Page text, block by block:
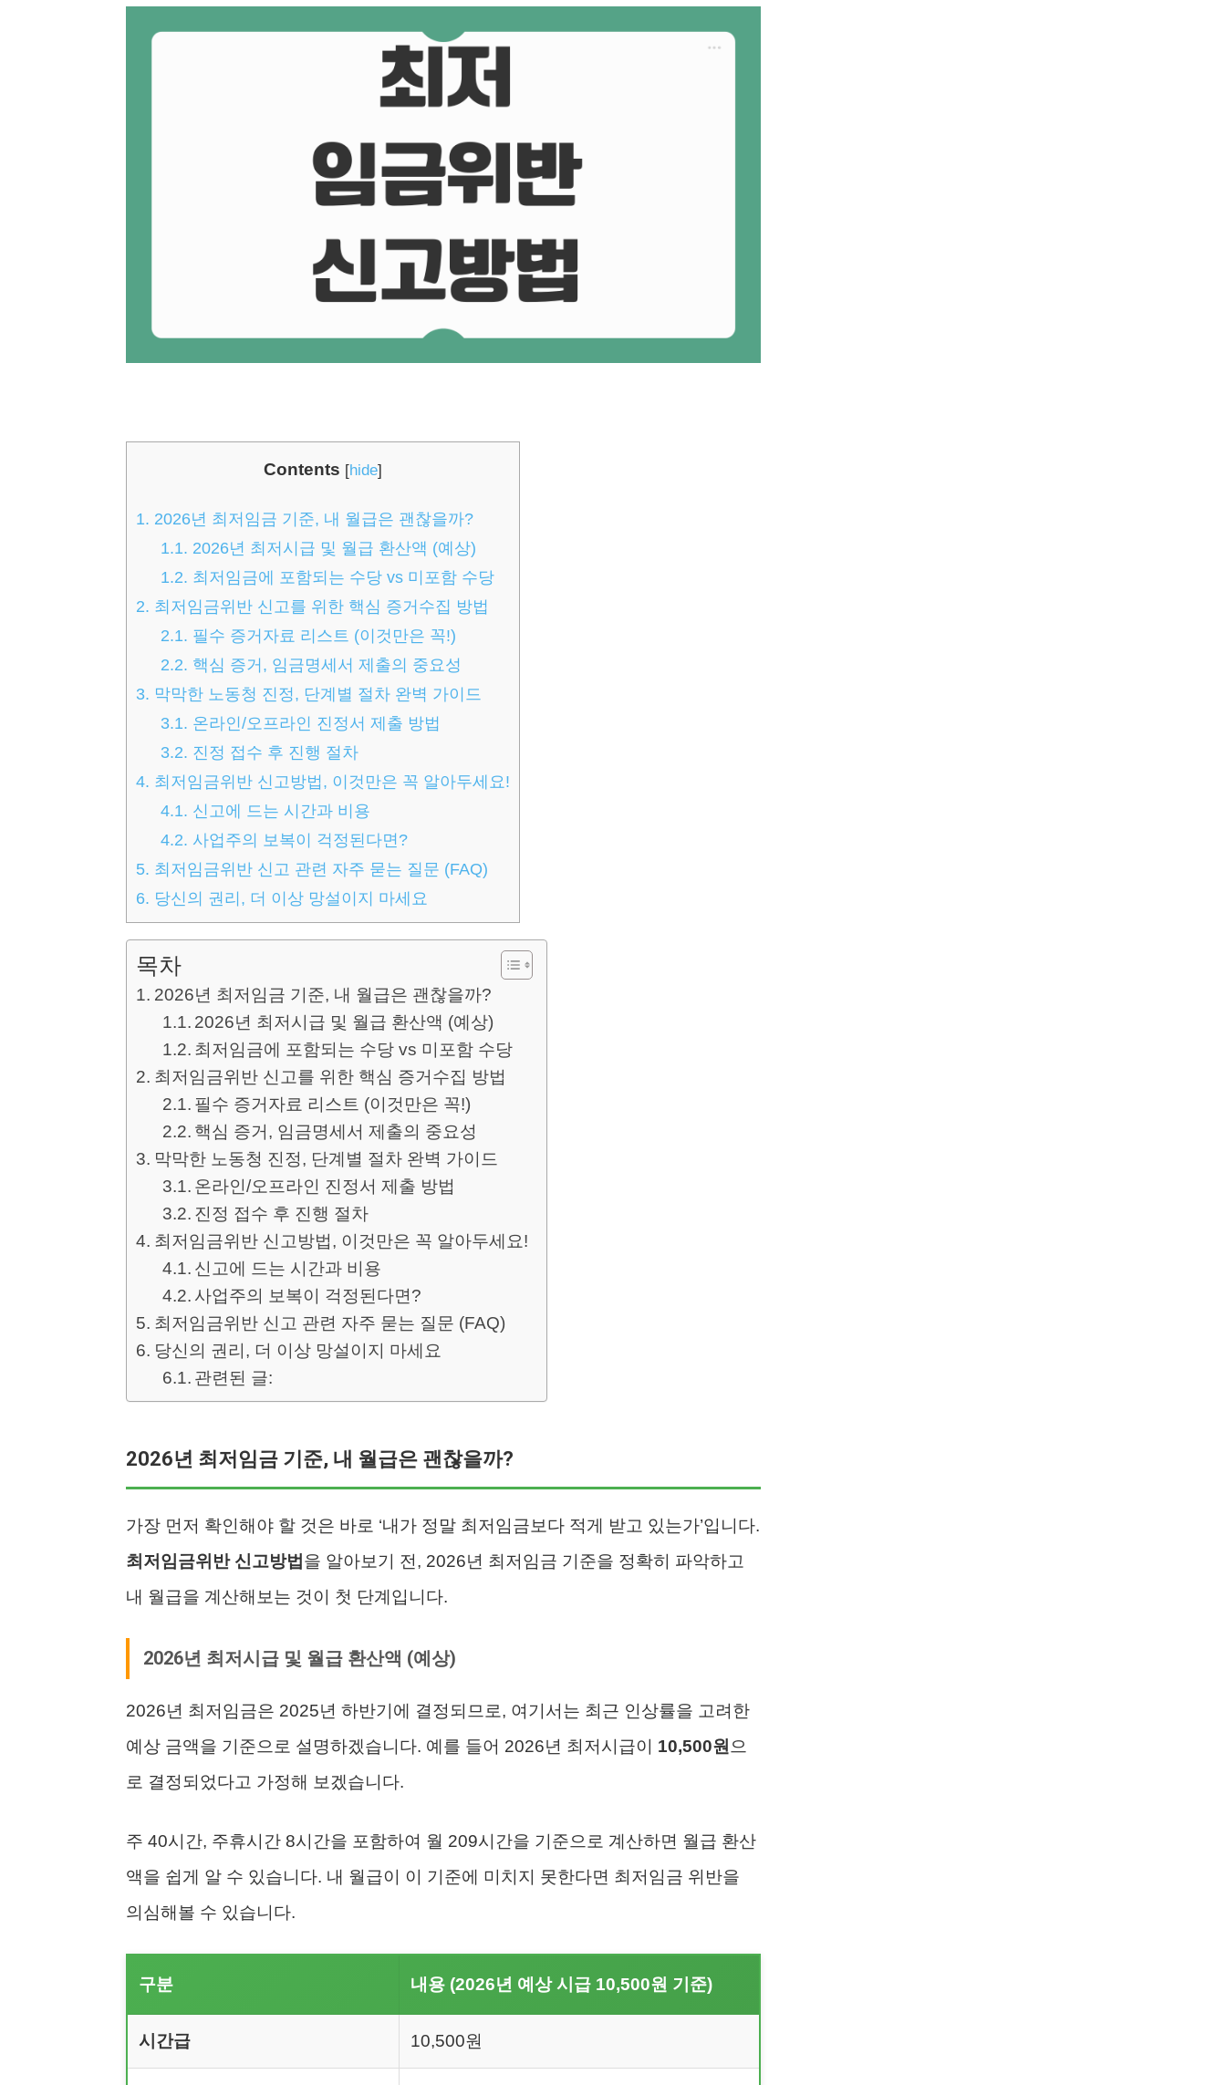
Contents [hide]
1. 2026년 최저임금 기준, 내 월급은 괜찮을까?
1.1. 2026년 최저시급 및 월급 환산액 (예상)
1.2. 최저임금에 포함되는 수당 vs 미포함 수당
2. 최저임금위반 신고를 위한 핵심 증거수집 방법
2.1. 필수 증거자료 리스트 (이것만은 꼭!)
2.2. 핵심 증거, 임금명세서 제출의 중요성
3. 막막한 노동청 진정, 단계별 절차 완벽 가이드
3.1. 온라인/오프라인 진정서 제출 방법
3.2. 진정 접수 후 진행 절차
4. 최저임금위반 신고방법, 이것만은 꼭 알아두세요!
4.1. 신고에 드는 시간과 비용
4.2. 사업주의 보복이 걱정된다면?
5. 최저임금위반 신고 관련 자주 묻는 질문 (FAQ)
6. 당신의 권리, 더 이상 망설이지 마세요
목차
2026년 최저임금 기준, 내 월급은 괜찮을까?
2026년 최저시급 및 월급 환산액 (예상)
최저임금에 포함되는 수당 vs 미포함 수당
최저임금위반 신고를 위한 핵심 증거수집 방법
필수 증거자료 리스트 (이것만은 꼭!)
핵심 증거, 임금명세서 제출의 중요성
막막한 노동청 진정, 단계별 절차 완벽 가이드
온라인/오프라인 진정서 제출 방법
진정 접수 후 진행 절차
최저임금위반 신고방법, 이것만은 꼭 알아두세요!
신고에 드는 시간과 비용
사업주의 보복이 걱정된다면?
최저임금위반 신고 관련 자주 묻는 질문 (FAQ)
당신의 권리, 더 이상 망설이지 마세요
관련된 글:
2026년 최저임금 기준, 내 월급은 괜찮을까?
가장 먼저 확인해야 할 것은 바로 ‘내가 정말 최저임금보다 적게 받고 있는가’입니다.
최저임금위반 신고방법 을 알아보기 전, 2026년 최저임금 기준을 정확히 파악하고
내 월급을 계산해보는 것이 첫 단계입니다.
2026년 최저시급 및 월급 환산액 (예상)
2026년 최저임금은 2025년 하반기에 결정되므로, 여기서는 최근 인상률을 고려한
예상 금액을 기준으로 설명하겠습니다. 예를 들어 2026년 최저시급이 10,500원으
로 결정되었다고 가정해 보겠습니다.
주 40시간, 주휴시간 8시간을 포함하여 월 209시간을 기준으로 계산하면 월급 환산
액을 쉽게 알 수 있습니다. 내 월급이 이 기준에 미치지 못한다면 최저임금 위반을
의심해볼 수 있습니다.
구분 내용 (2026년 예상 시급 10,500원 기준)
시간급 10,500원